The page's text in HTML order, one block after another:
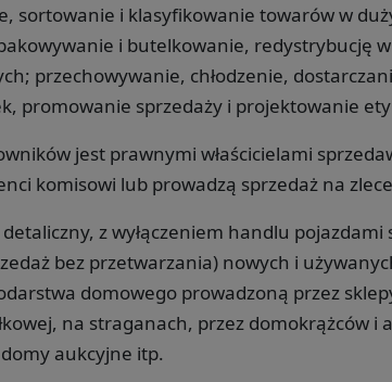
sortowanie i klasyfikowanie towarów w
i butelkowanie, redystrybucję
przechowywanie, chłodzenie,
promowanie sprzedaży i projektowanie
jest prawnymi właścicielami
komisowi lub prowadzą sprzedaż na
detaliczny, z wyłączeniem handlu
bez przetwarzania) nowych i
domowego prowadzoną przez
na straganach, przez domokrążców i
aukcyjne itp.